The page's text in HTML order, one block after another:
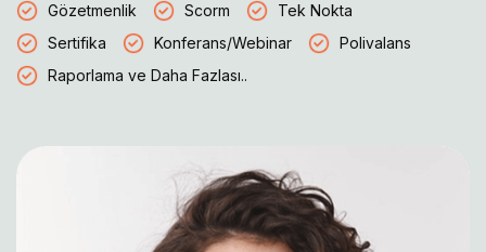
Gözetmenlik
Scorm
Tek Nokta
Sertifika
Konferans/Webinar
Polivalans
Raporlama ve Daha Fazlası..